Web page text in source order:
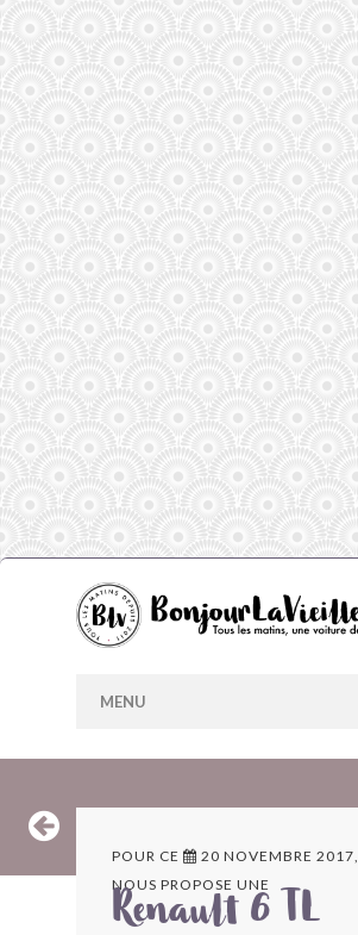
MENU
ARCHIVES
POUR CE 20 NOVEMBRE 2017,
NOUS PROPOSE UNE
Renault 6 TL